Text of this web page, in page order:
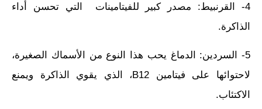
4- القرنبيط: مصدر كبير للفيتامينات التي تحسن أداء
الذاكرة.
5- السردين: الدماغ يحب هذا النوع من الأسماك الصغيرة،
لاحتوائها على فيتامين B12، الذي يقوي الذاكرة ويمنع
الاكتئاب.